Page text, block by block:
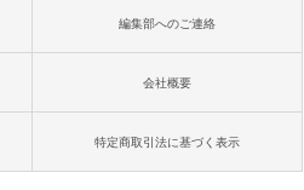
編集部へのご連絡
会社概要
特定商取引法に基づく表示